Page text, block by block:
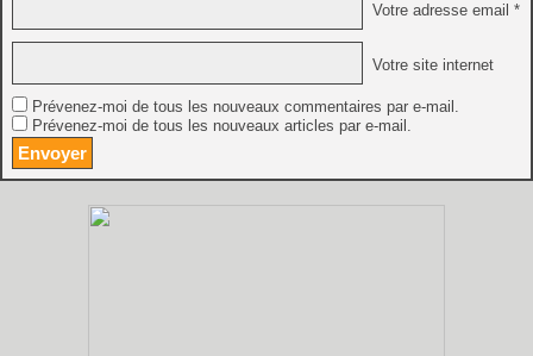
Votre adresse email *
Votre site internet
Prévenez-moi de tous les nouveaux commentaires par e-mail.
Prévenez-moi de tous les nouveaux articles par e-mail.